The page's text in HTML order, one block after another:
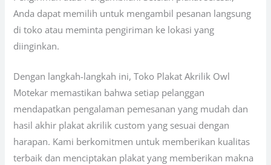
Anda dapat memilih untuk mengambil pesanan langsung
di toko atau meminta pengiriman ke lokasi yang
diinginkan.
Dengan langkah-langkah ini, Toko Plakat Akrilik Owl
Motekar memastikan bahwa setiap pelanggan
mendapatkan pengalaman pemesanan yang mudah dan
hasil akhir plakat akrilik custom yang sesuai dengan
harapan. Kami berkomitmen untuk memberikan kualitas
terbaik dan menciptakan plakat yang memberikan makna